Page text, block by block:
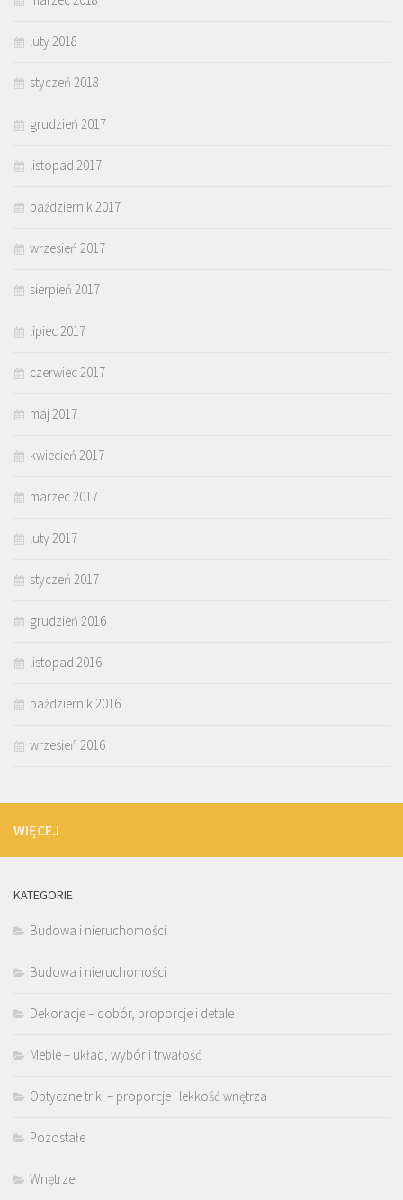
luty 2018
styczeń 2018
grudzień 2017
listopad 2017
październik 2017
wrzesień 2017
sierpień 2017
lipiec 2017
czerwiec 2017
maj 2017
kwiecień 2017
marzec 2017
luty 2017
styczeń 2017
grudzień 2016
listopad 2016
październik 2016
wrzesień 2016
WIĘCEJ
KATEGORIE
Budowa i nieruchomości
Budowa i nieruchomości
Dekoracje – dobór, proporcje i detale
Meble – układ, wybór i trwałość
Optyczne triki – proporcje i lekkość wnętrza
Pozostałe
Wnętrze